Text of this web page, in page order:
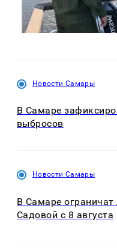
Новости Самары
В Самаре
выбросов
Новости Самары
В Самаре
Садовой с 8 августа